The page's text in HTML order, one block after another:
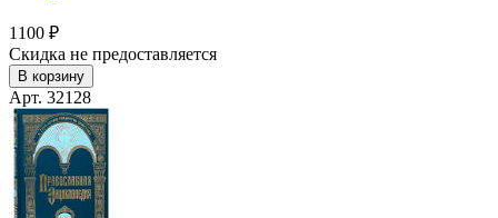
1100 ₽
Скидка не предоставляется
В корзину
Арт. 32128